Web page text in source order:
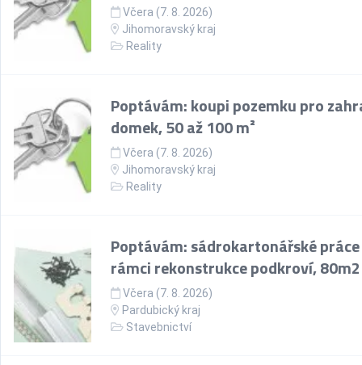
Včera (7. 8. 2026)
Jihomoravský kraj
Reality
Poptávám: koupi pozemku pro
domek, 50 až 100 m²
Včera (7. 8. 2026)
Jihomoravský kraj
Reality
Poptávám: sádrokartonářské
rámci rekonstrukce podkroví, 80m2
Včera (7. 8. 2026)
Pardubický kraj
Stavebnictví